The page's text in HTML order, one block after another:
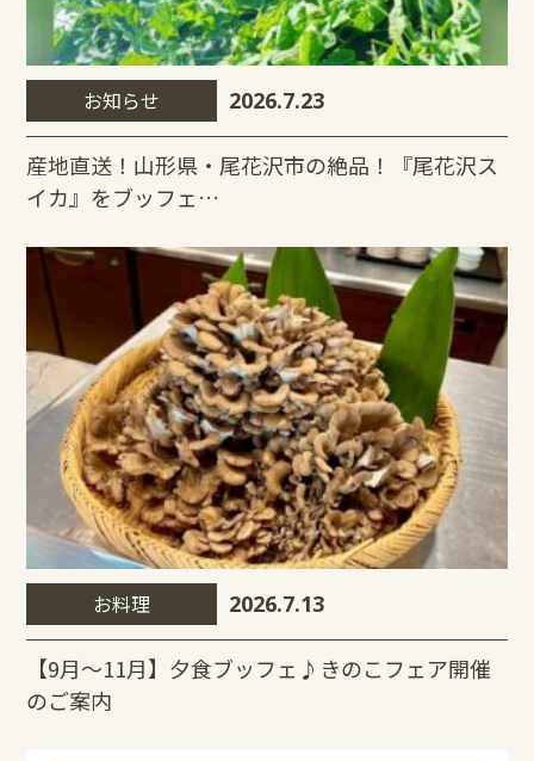
お知らせ 2026.7.23
産地直送！山形県・尾花沢市の絶品！『尾花沢ス
イカ』をブッフェ…
お料理 2026.7.13
【9月～11月】夕食ブッフェ♪きのこフェア開催
のご案内